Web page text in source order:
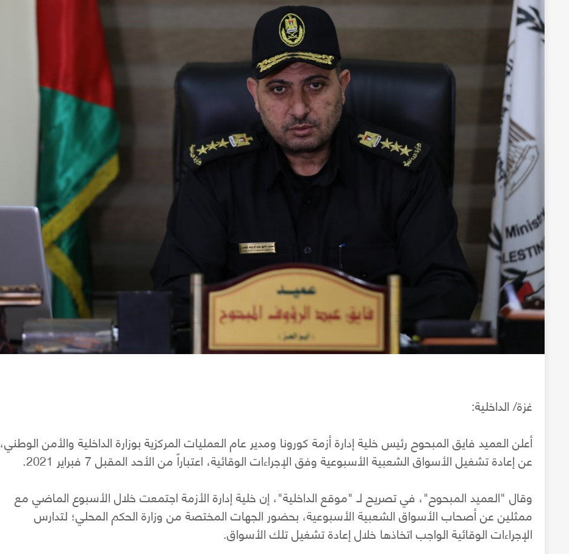
غزة/ الداخلية:
أعلن العميد فايق المبحوح رئيس خلية إدارة أزمة كورونا ومدير عام العمليات المركزية بوزارة الداخلية والأمن الوطني،
عن إعادة تشغيل الأسواق الشعبية الأسبوعية وفق الإجراءات الوقائية، اعتباراً من الأحد المقبل 7 فبراير 2021.
وقال "العميد المبحوح"، في تصريح لـ "موقع الداخلية"، إن خلية إدارة الأزمة اجتمعت خلال الأسبوع الماضي مع
ممثلين عن أصحاب الأسواق الشعبية الأسبوعية، بحضور الجهات المختصة من وزارة الحكم المحلي؛ لتدارس
الإجراءات الوقائية الواجب اتخاذها خلال إعادة تشغيل تلك الأسواق.